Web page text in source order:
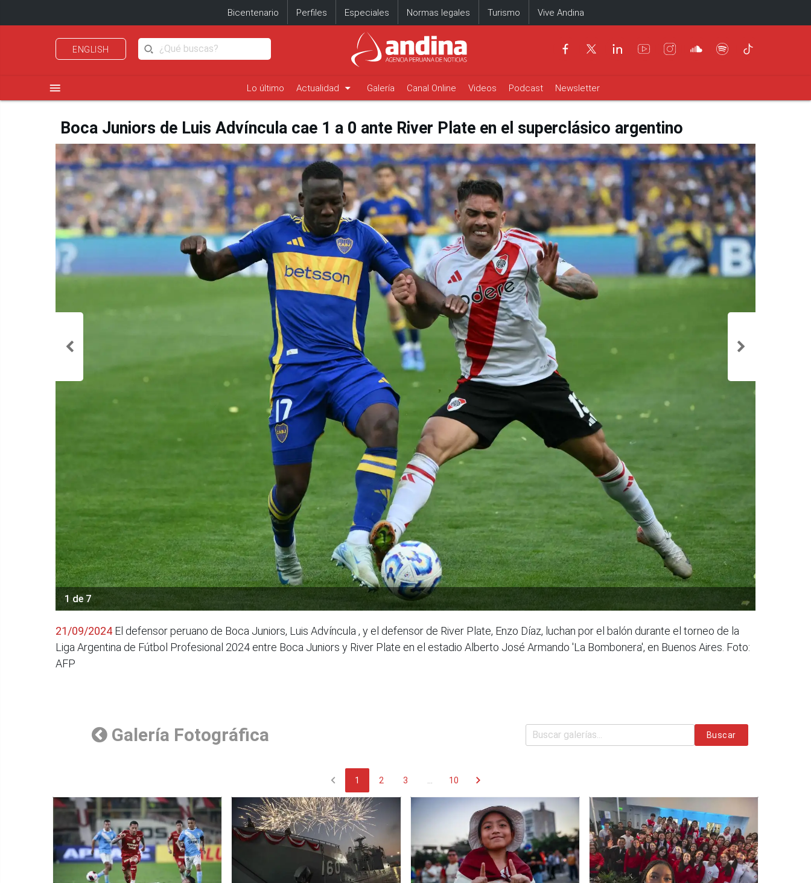
Bicentenario Perfiles Especiales Normas legales Turismo Vive Andina
ENGLISH
menu Lo último Actualidad arrow_drop_down Galería Canal Online Videos Podcast Newsletter
Boca Juniors de Luis Advíncula cae 1 a 0 ante River Plate en el superclásico argentino
1 de 7
21/09/2024 El defensor peruano de Boca Juniors, Luis Advíncula , y el defensor de River Plate, Enzo Díaz, luchan por el balón durante el torneo de la
Liga Argentina de Fútbol Profesional 2024 entre Boca Juniors y River Plate en el estadio Alberto José Armando 'La Bombonera', en Buenos Aires. Foto:
AFP
Galería Fotográfica Buscar
chevron_left 1 2 3 10 chevron_right